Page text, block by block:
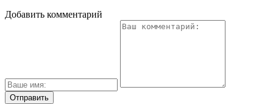
Добавить комментарий